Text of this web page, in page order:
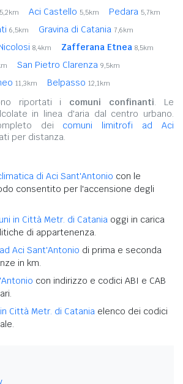
5,2km Aci Castello 5,5km Pedara 5,7km
6,5km Gravina di Catania 7,6km
8,4km Zafferana Etnea 8,5km
San Pietro Clarenza 9,5km
11,3km Belpasso 12,1km
riportati i comuni confinanti. Le
in linea d'aria dal centro urbano.
dei comuni limitrofi ad Aci
per distanza.
di Aci Sant'Antonio con le
consentito per l'accensione degli
in Città Metr. di Catania oggi in carica
di appartenenza.
Aci Sant'Antonio di prima e seconda
in km.
con indirizzo e codici ABI e CAB
Città Metr. di Catania elenco dei codici